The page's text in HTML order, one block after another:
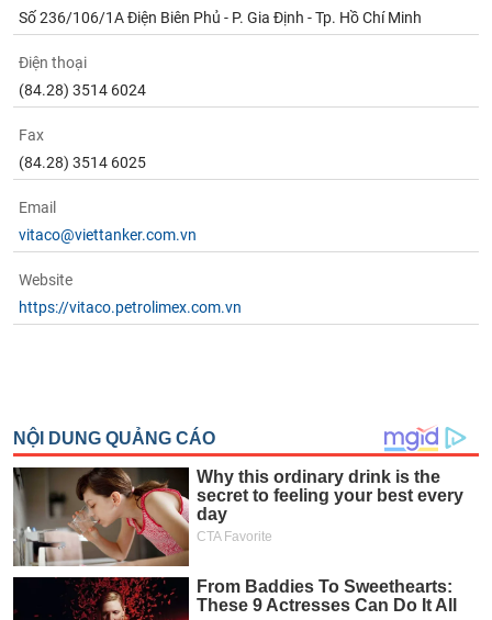
Số 236/106/1A Điện Biên Phủ - P. Gia Định - Tp. Hồ Chí Minh
Điện thoại
(84.28) 3514 6024
Fax
(84.28) 3514 6025
Email
vitaco@viettanker.com.vn
Website
https://vitaco.petrolimex.com.vn